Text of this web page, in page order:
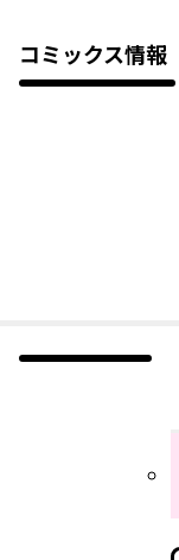
コミックス情報